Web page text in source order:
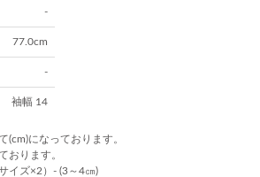
-
77.0cm
-
袖幅 14
になっております。
おります。
イズ×2）- (3～4㎝)